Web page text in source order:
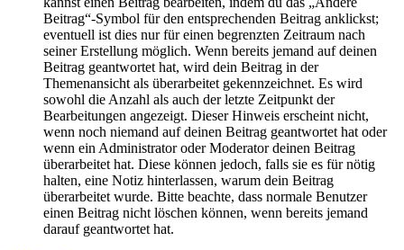
Beitrag“-Symbol für den entsprechenden Beitrag anklickst;
eventuell ist dies nur für einen begrenzten Zeitraum nach
seiner Erstellung möglich. Wenn bereits jemand auf deinen
Beitrag geantwortet hat, wird dein Beitrag in der
Themenansicht als überarbeitet gekennzeichnet. Es wird
sowohl die Anzahl als auch der letzte Zeitpunkt der
Bearbeitungen angezeigt. Dieser Hinweis erscheint nicht,
wenn noch niemand auf deinen Beitrag geantwortet hat oder
wenn ein Administrator oder Moderator deinen Beitrag
überarbeitet hat. Diese können jedoch, falls sie es für nötig
halten, eine Notiz hinterlassen, warum dein Beitrag
überarbeitet wurde. Bitte beachte, dass normale Benutzer
einen Beitrag nicht löschen können, wenn bereits jemand
darauf geantwortet hat.